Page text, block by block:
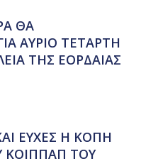
ΘΑ
ΑΥΡΙΟ ΤΕΤΑΡΤΗ
ΤΗΣ ΕΟΡΔΑΙΑΣ
ΕΥΧΕΣ Η ΚΟΠΗ
ΚΟΙΠΠΑΠ ΤΟΥ